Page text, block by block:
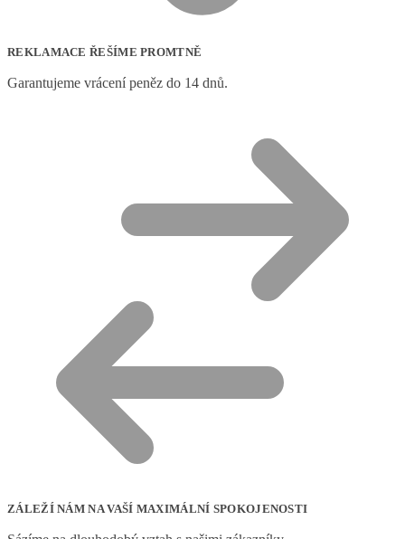
REKLAMACE ŘEŠÍME PROMTNĚ
Garantujeme vrácení peněz do 14 dnů.
ZÁLEŽÍ NÁM NA VAŠÍ MAXIMÁLNÍ SPOKOJENOSTI